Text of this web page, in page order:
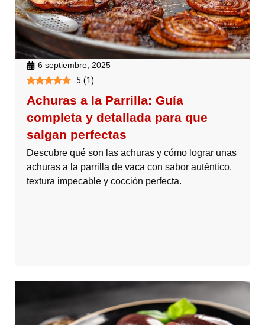
6 septiembre, 2025
5 (1)
Achuras a la Parrilla: Guía
completa y detallada para que
salgan perfectas
Descubre qué son las achuras y cómo lograr unas
achuras a la parrilla de vaca con sabor auténtico,
textura impecable y cocción perfecta.